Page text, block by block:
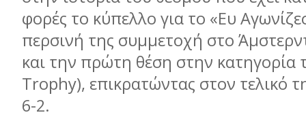
φορές το κύπελλο για το «Ευ
περσινή της συμμετοχή στο
και την πρώτη θέση στην κατηγορία
Trophy), επικρατώντας στον τελικό
6-2.